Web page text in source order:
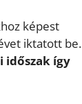
képest
iktatott be.
időszak így